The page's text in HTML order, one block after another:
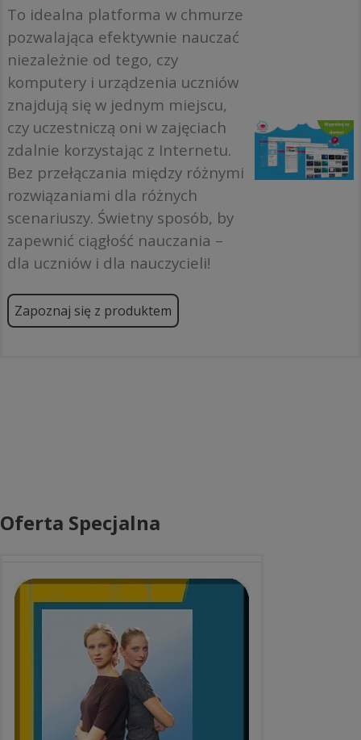
To idealna platforma w chmurze
pozwalająca efektywnie nauczać
niezależnie od tego, czy
komputery i urządzenia uczniów
znajdują się w jednym miejscu,
czy uczestniczą oni w zajęciach
zdalnie korzystając z Internetu.
Bez przełączania między różnymi
rozwiązaniami dla różnych
scenariuszy. Świetny sposób, by
zapewnić ciągłość nauczania –
dla uczniów i dla nauczycieli!
Zapoznaj się z produktem
Oferta Specjalna